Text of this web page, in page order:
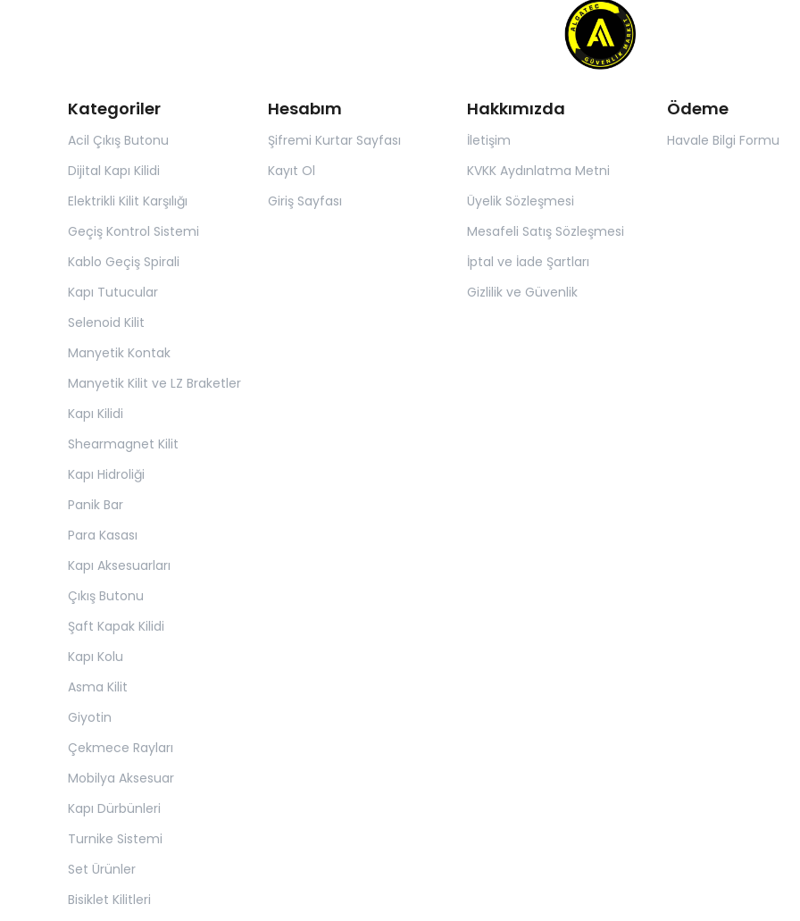
Kategoriler
Acil Çıkış Butonu
Dijital Kapı Kilidi
Elektrikli Kilit Karşılığı
Geçiş Kontrol Sistemi
Kablo Geçiş Spirali
Kapı Tutucular
Selenoid Kilit
Manyetik Kontak
Manyetik Kilit ve LZ Braketler
Kapı Kilidi
Shearmagnet Kilit
Kapı Hidroliği
Panik Bar
Para Kasası
Kapı Aksesuarları
Çıkış Butonu
Şaft Kapak Kilidi
Kapı Kolu
Asma Kilit
Giyotin
Çekmece Rayları
Mobilya Aksesuar
Kapı Dürbünleri
Turnike Sistemi
Set Ürünler
Bisiklet Kilitleri
Hesabım
Şifremi Kurtar Sayfası
Kayıt Ol
Giriş Sayfası
Hakkımızda
İletişim
KVKK Aydınlatma Metni
Üyelik Sözleşmesi
Mesafeli Satış Sözleşmesi
İptal ve İade Şartları
Gizlilik ve Güvenlik
Ödeme
Havale Bilgi Formu